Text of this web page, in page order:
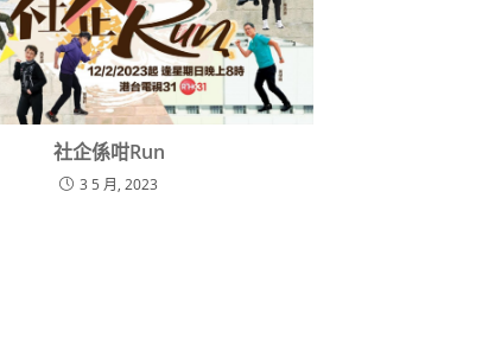
社企係咁Run
3 5 月, 2023